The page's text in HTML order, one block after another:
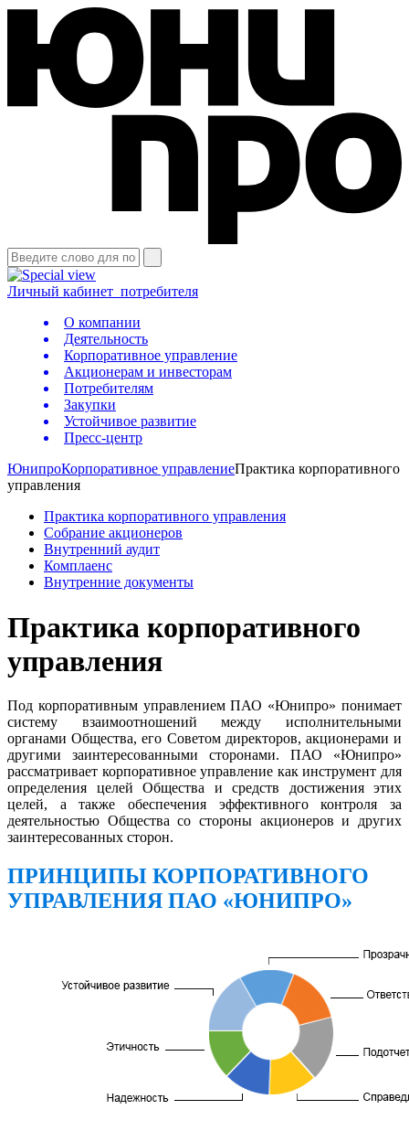
Личный кабинет потребителя
О компании
Деятельность
Корпоративное управление
Акционерам и инвесторам
Потребителям
Закупки
Устойчивое развитие
Пресс-центр
ЮнипроКорпоративное управлениеПрактика корпоративного
управления
Практика корпоративного управления
Собрание акционеров
Внутренний аудит
Комплаенс
Внутренние документы
Практика корпоративного
управления
Под корпоративным управлением ПАО «Юнипро» понимает
систему взаимоотношений между исполнительными
органами Общества, его Советом директоров, акционерами и
другими заинтересованными сторонами. ПАО «Юнипро»
рассматривает корпоративное управление как инструмент для
определения целей Общества и средств достижения этих
целей, а также обеспечения эффективного контроля за
деятельностью Общества со стороны акционеров и других
заинтересованных сторон.
ПРИНЦИПЫ КОРПОРАТИВНОГО
УПРАВЛЕНИЯ ПАО «ЮНИПРО»